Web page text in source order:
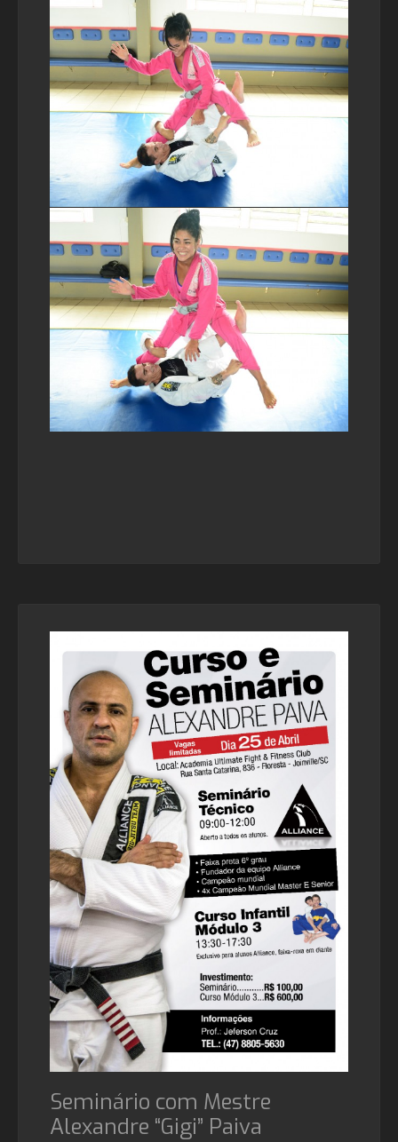
Seminário com Mestre
Alexandre “Gigi” Paiva